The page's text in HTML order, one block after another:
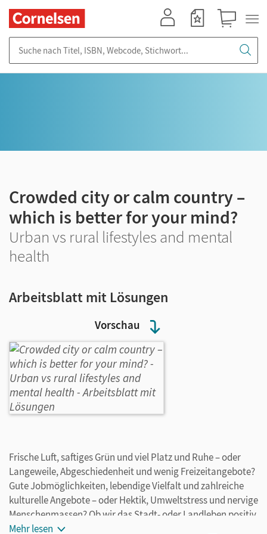
Vorschau
Crowded city or calm country –
which is better for your mind?
Urban vs rural lifestyles and mental
health
Arbeitsblatt mit Lösungen
Frische Luft, saftiges Grün und viel Platz und Ruhe – oder
Langeweile, Abgeschiedenheit und wenig Freizeitangebote?
Gute Jobmöglichkeiten, lebendige Vielfalt und zahlreiche
kulturelle Angebote – oder Hektik, Umweltstress und nervige
Menschenmassen? Ob wir das Stadt- oder Landleben positiv
oder negativ bewerten, hängt natürlich sehr von unserer
Mehr lesen